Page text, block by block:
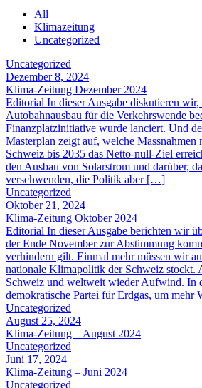
All
Klimazeitung
Uncategorized
Uncategorized
Dezember 8, 2024
Klima-Zeitung Dezember 2024
Editorial In dieser Ausgabe diskutieren
Autobahnausbau für die Verkehrswende
Finanzplatzinitiative wurde lanciert. Und
Masterplan zeigt auf, welche Massnahmen
Schweiz bis 2035 das Netto-null-Ziel
den Ausbau von Solarstrom und darüber,
verschwenden, die Politik aber […]
Uncategorized
Oktober 21, 2024
Klima-Zeitung Oktober 2024
Editorial In dieser Ausgabe berichten wir
der Ende November zur Abstimmung
verhindern gilt. Einmal mehr müssen wir
nationale Klimapolitik der Schweiz stockt.
Schweiz und weltweit wieder Aufwind. In
demokratische Partei für Erdgas, um
Uncategorized
August 25, 2024
Klima-Zeitung – August 2024
Uncategorized
Juni 17, 2024
Klima-Zeitung – Juni 2024
Uncategorized